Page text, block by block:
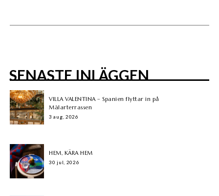
SENASTE INLÄGGEN
VILLA VALENTINA – Spanien flyttar in på
Mälarterrassen
3 aug, 2026
HEM, KÄRA HEM
30 jul, 2026